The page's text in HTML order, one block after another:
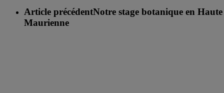
Article précédentNotre stage botanique en Haute
Maurienne